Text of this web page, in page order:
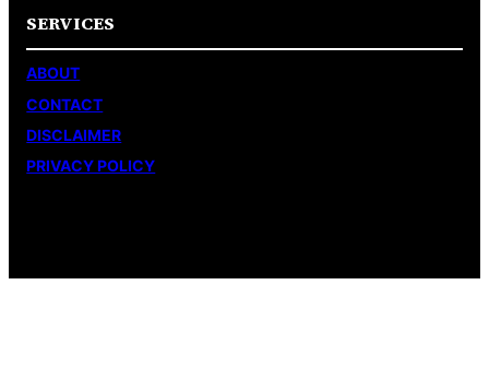
SERVICES
ABOUT
CONTACT
DISCLAIMER
PRIVACY POLICY